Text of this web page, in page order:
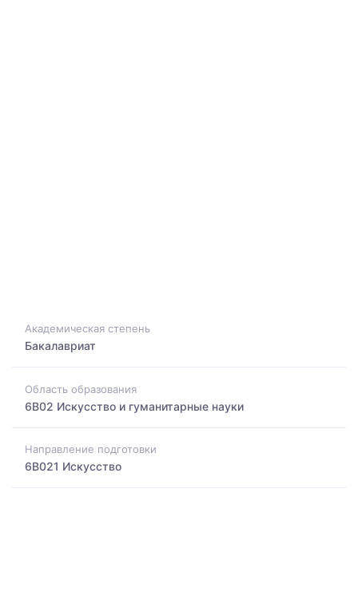
Академическая степень
Бакалавриат
Область образования
6B02 Искусство и гуманитарные науки
Направление подготовки
6B021 Искусство